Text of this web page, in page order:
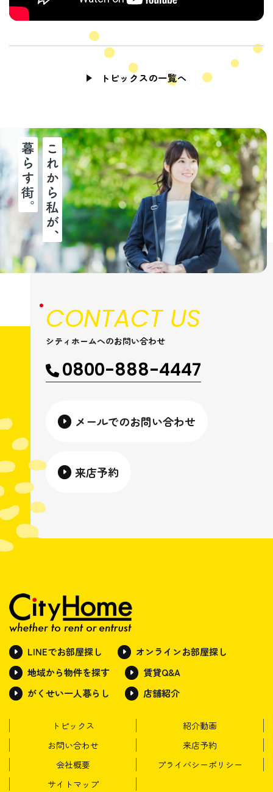
トピックスの一覧へ
CONTACT US
シティホームへのお問い合わせ
0800-888-4447
メールでのお問い合わせ
来店予約
LINEでお部屋探し
オンラインお部屋探し
地域から物件を探す
賃貸Q&A
がくせい一人暮らし
店舗紹介
トピックス
紹介動画
お問い合わせ
来店予約
会社概要
プライバシーポリシー
サイトマップ